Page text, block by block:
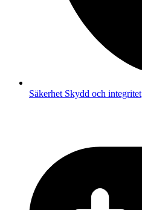
Säkerhet Skydd och integritet